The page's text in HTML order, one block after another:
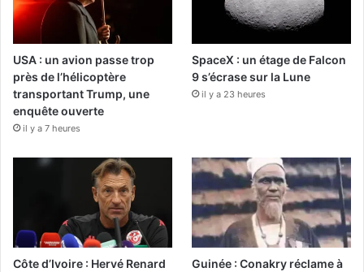
USA : un avion passe trop
près de l’hélicoptère
transportant Trump, une
enquête ouverte
il y a 7 heures
SpaceX : un étage de Falcon
9 s’écrase sur la Lune
il y a 23 heures
Côte d’Ivoire : Hervé Renard
Guinée : Conakry réclame à